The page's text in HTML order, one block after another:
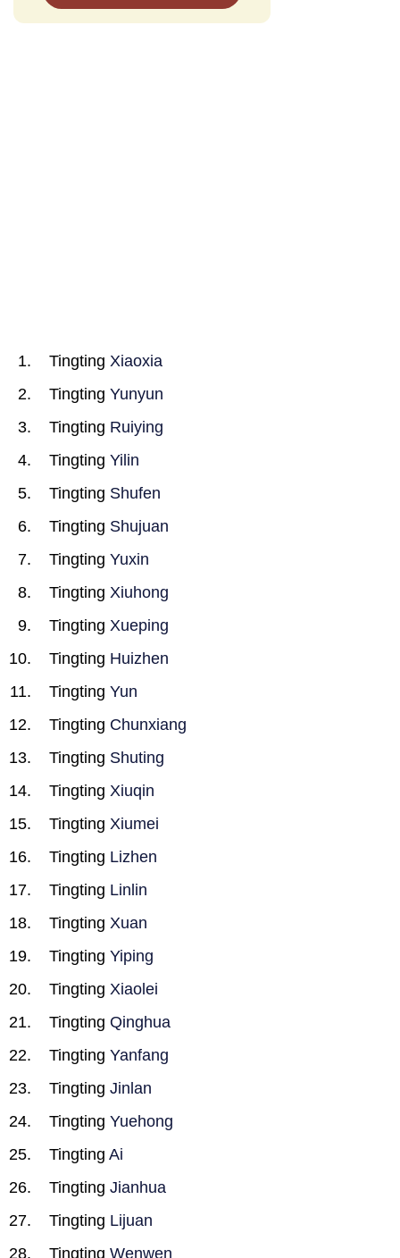
Tingting Xiaoxia
Tingting Yunyun
Tingting Ruiying
Tingting Yilin
Tingting Shufen
Tingting Shujuan
Tingting Yuxin
Tingting Xiuhong
Tingting Xueping
Tingting Huizhen
Tingting Yun
Tingting Chunxiang
Tingting Shuting
Tingting Xiuqin
Tingting Xiumei
Tingting Lizhen
Tingting Linlin
Tingting Xuan
Tingting Yiping
Tingting Xiaolei
Tingting Qinghua
Tingting Yanfang
Tingting Jinlan
Tingting Yuehong
Tingting Ai
Tingting Jianhua
Tingting Lijuan
Tingting Wenwen